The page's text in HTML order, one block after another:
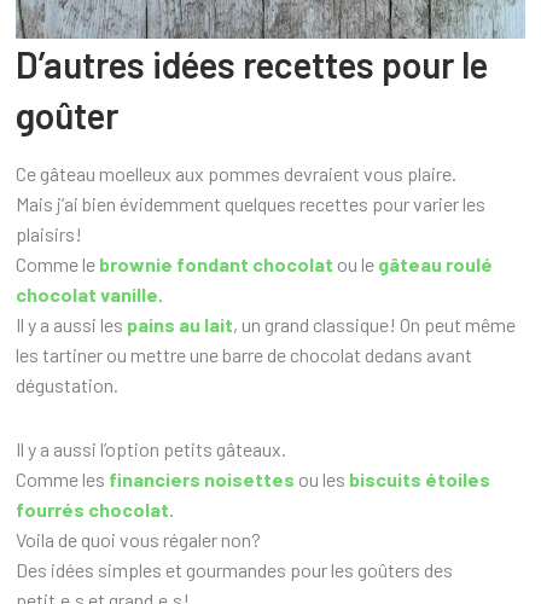
D’autres idées recettes pour le
goûter
Ce gâteau moelleux aux pommes devraient vous plaire.
Mais j’ai bien évidemment quelques recettes pour varier les
plaisirs!
Comme le brownie fondant chocolat ou le gâteau roulé
chocolat vanille
Il y a aussi les pains au lait, un grand classique! On peut même
les tartiner ou mettre une barre de chocolat dedans avant
dégustation.
Il y a aussi l’option petits gâteaux.
Comme les financiers noisettes ou les biscuits étoiles
fourrés chocolat
Voila de quoi vous régaler non?
Des idées simples et gourmandes pour les goûters des
petit.e.s et grand.e.s!